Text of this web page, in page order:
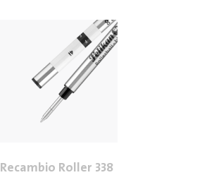
Recambio Roller 338